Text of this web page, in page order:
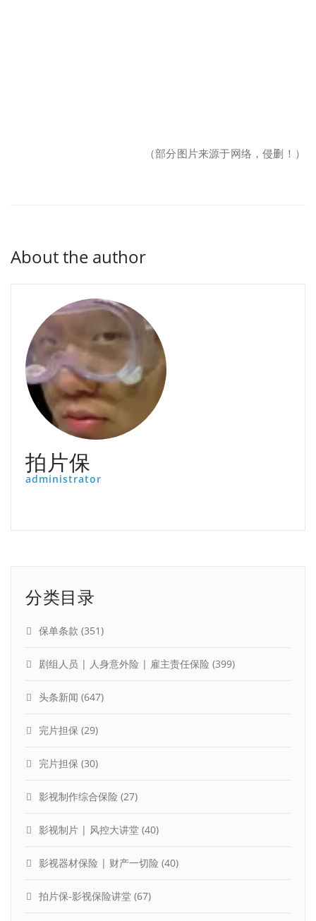
（部分图片来源于网络，侵删！）
About the author
拍片保
administrator
分类目录
保单条款 (351)
剧组人员 | 人身意外险 | 雇主责任保险 (399)
头条新闻 (647)
完片担保 (29)
完片担保 (30)
影视制作综合保险 (27)
影视制片 | 风控大讲堂 (40)
影视器材保险 | 财产一切险 (40)
拍片保-影视保险讲堂 (67)